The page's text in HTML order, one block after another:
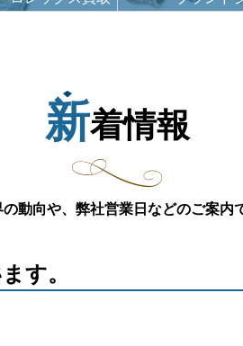
新着情報
動向や、弊社営業日などのご案内
す。